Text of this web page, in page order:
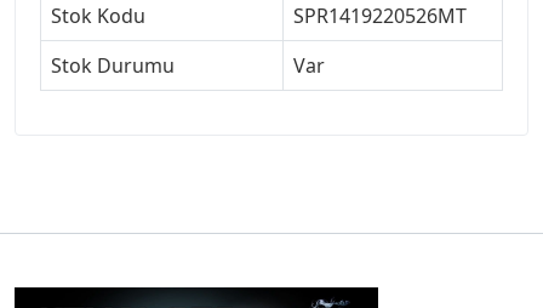
Stok Kodu
SPR1419220526MT
Stok Durumu
Var